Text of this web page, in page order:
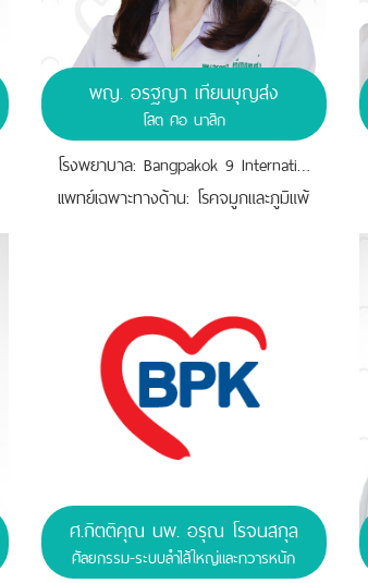
พญ. อรฐญา เทียนบุญส่ง
โสต ศอ นาสิก
โรงพยาบาล: Bangpakok 9 International Hospital
เเพทย์เฉพาะทางด้าน: โรคจมูกและภูมิแพ้
ศ.กิตติคุณ นพ. อรุณ โรจนสกุล
ศัลยกรรม-ระบบลำไส้ใหญ่และทวารหนัก